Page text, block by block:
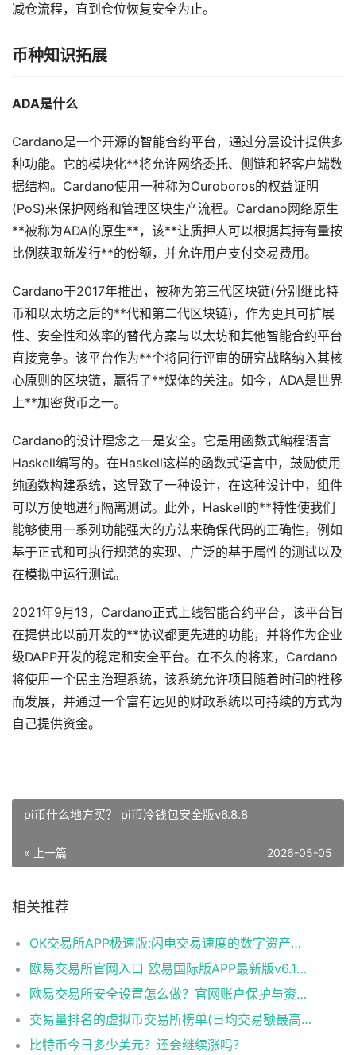
减仓流程，直到仓位恢复安全为止。
币种知识拓展
ADA是什么
Cardano是一个开源的智能合约平台，通过分层设计提供多
种功能。它的模块化**将允许网络委托、侧链和轻客户端数
据结构。Cardano使用一种称为Ouroboros的权益证明
(PoS)来保护网络和管理区块生产流程。Cardano网络原生
**被称为ADA的原生**，该**让质押人可以根据其持有量按
比例获取新发行**的份额，并允许用户支付交易费用。
Cardano于2017年推出，被称为第三代区块链(分别继比特
币和以太坊之后的**代和第二代区块链)，作为更具可扩展
性、安全性和效率的替代方案与以太坊和其他智能合约平台
直接竞争。该平台作为**个将同行评审的研究战略纳入其核
心原则的区块链，赢得了**媒体的关注。如今，ADA是世界
上**加密货币之一。
Cardano的设计理念之一是安全。它是用函数式编程语言
Haskell编写的。在Haskell这样的函数式语言中，鼓励使用
纯函数构建系统，这导致了一种设计，在这种设计中，组件
可以方便地进行隔离测试。此外，Haskell的**特性使我们
能够使用一系列功能强大的方法来确保代码的正确性，例如
基于正式和可执行规范的实现、广泛的基于属性的测试以及
在模拟中运行测试。
2021年9月13，Cardano正式上线智能合约平台，该平台旨
在提供比以前开发的**协议都更先进的功能，并将作为企业
级DAPP开发的稳定和安全平台。在不久的将来，Cardano
将使用一个民主治理系统，该系统允许项目随着时间的推移
而发展，并通过一个富有远见的财政系统以可持续的方式为
自己提供资金。
pi币什么地方买？ pi币冷钱包安全版v6.8.8
« 上一篇 2026-05-05
相关推荐
OK交易所APP极速版:闪电交易速度的数字资产平台​
欧易交易所官网入口 欧易国际版APP最新版v6.144.0下载与使用指南
欧易交易所安全设置怎么做？官网账户保护与资产防盗完整教程
交易量排名的虚拟币交易所榜单(日均交易额最高的10家平台)
比特币今日多少美元？还会继续涨吗？​